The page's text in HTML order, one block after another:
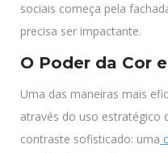
sociais começa pela
precisa ser impactante.
O Poder da Cor
Uma das maneiras mais
através do uso estratégico
contraste sofisticado: uma